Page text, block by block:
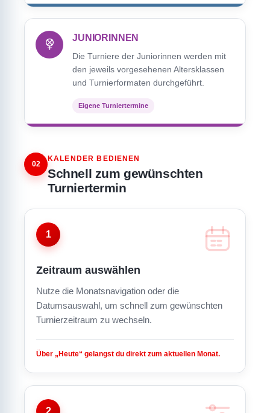
JUNIORINNEN
Die Turniere der Juniorinnen werden mit
den jeweils vorgesehenen Altersklassen
und Turnierformaten durchgeführt.
Eigene Turniertermine
02
KALENDER BEDIENEN
Schnell zum gewünschten
Turniertermin
1
Zeitraum auswählen
Nutze die Monatsnavigation oder die
Datumsauswahl, um schnell zum gewünschten
Turnierzeitraum zu wechseln.
Über „Heute“ gelangst du direkt zum aktuellen Monat.
2